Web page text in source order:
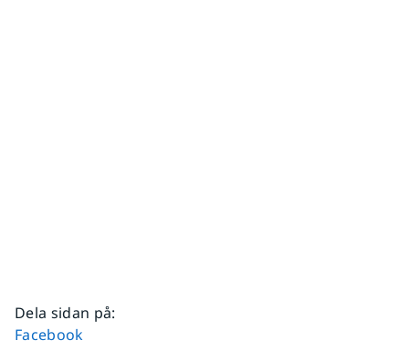
Dela sidan på:
Dela sidan på
Facebook